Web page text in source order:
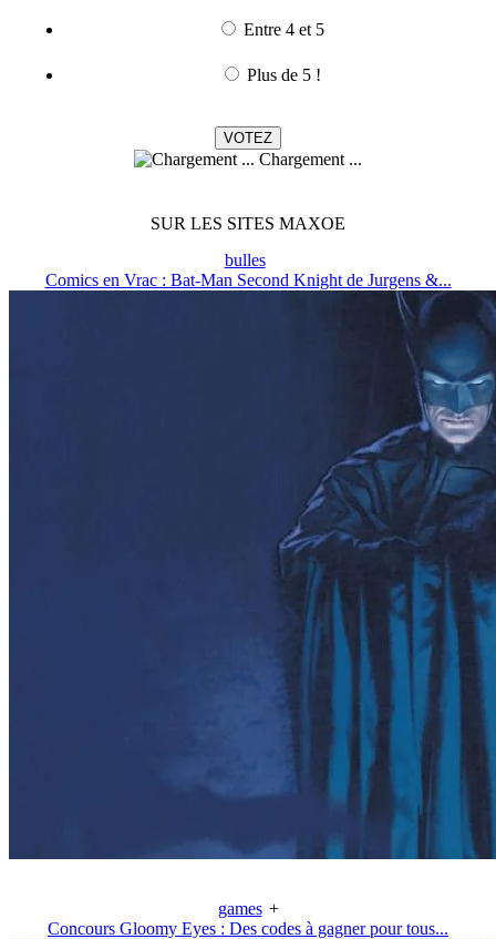
Entre 4 et 5
Plus de 5 !
Chargement ...
SUR LES SITES MAXOE
bulles
Comics en Vrac : Bat-Man Second Knight de Jurgens &...
games +
Concours Gloomy Eyes : Des codes à gagner pour tous...